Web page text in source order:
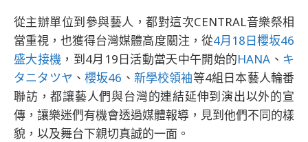
從主辦單位到參與藝人，都對這次CENTRAL音樂祭相
當重視，也獲得台灣媒體高度關注，從4月18日櫻坂46
盛大接機 ，到4月19日活動當天中午開始的HANA 、 キ
タニタツヤ 、櫻坂46 、 新學校領袖等4組日本藝人輪番
聯訪，都讓藝人們與台灣的連結延伸到演出以外的宣
傳，讓樂迷們有機會透過媒體報導，見到他們不同的樣
貌，以及舞台下親切真誠的一面。